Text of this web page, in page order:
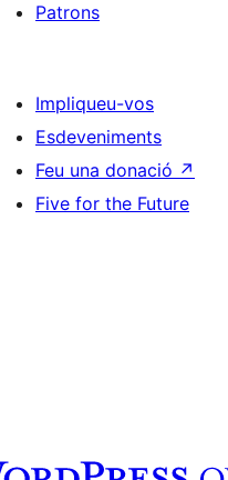
Patrons
Impliqueu-vos
Esdeveniments
Feu una donació ↗
Five for the Future